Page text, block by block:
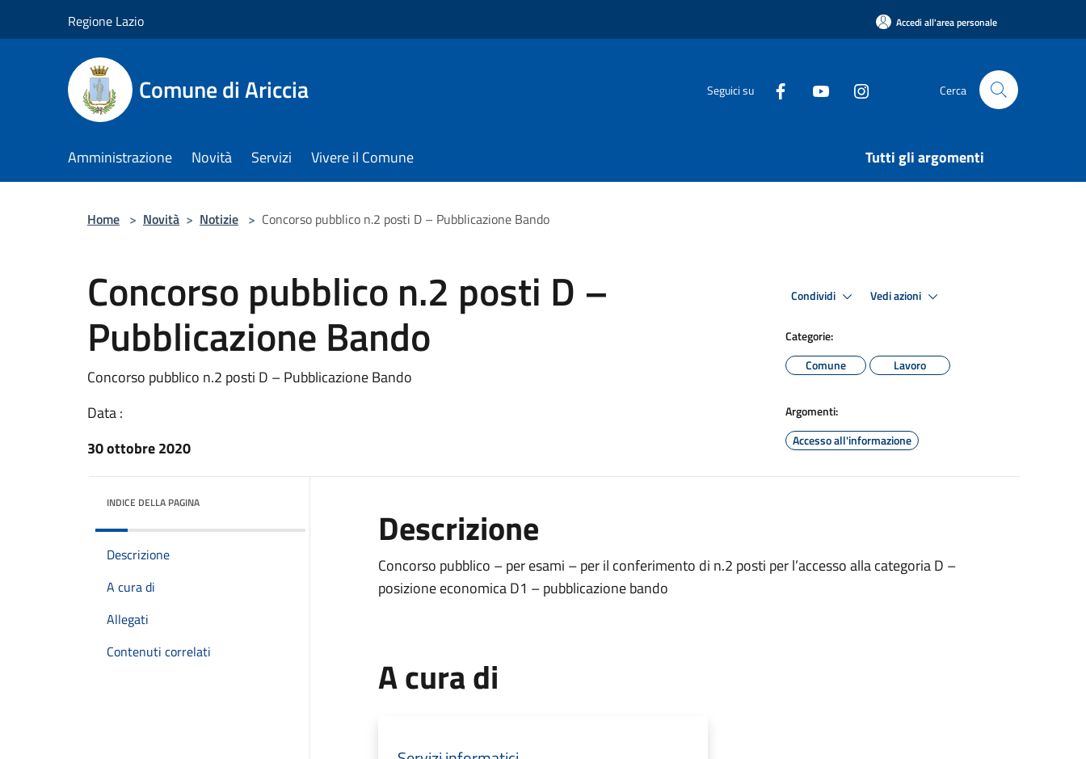
Regione Lazio Accedi all'area personale
Comune di Ariccia Seguici su Cerca
Amministrazione Novità Servizi Vivere il Comune Tutti gli argomenti
Home > Novità > Notizie > Concorso pubblico n.2 posti D – Pubblicazione Bando
Concorso pubblico n.2 posti D –
Pubblicazione Bando
Concorso pubblico n.2 posti D – Pubblicazione Bando
Data :
30 ottobre 2020
Condividi Vedi azioni
Categorie:
Comune
Lavoro
Argomenti:
Accesso all'informazione
INDICE DELLA PAGINA
Descrizione
A cura di
Allegati
Contenuti correlati
Descrizione
Concorso pubblico – per esami – per il conferimento di n.2 posti per l’accesso alla categoria D –
posizione economica D1 – pubblicazione bando
A cura di